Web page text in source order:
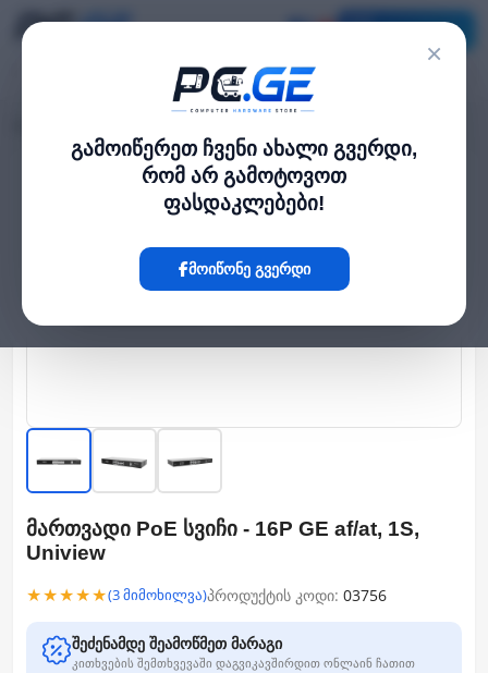
×
გამოიწერეთ ჩვენი ახალი გვერდი,
რომ არ გამოტოვოთ
ფასდაკლებები!
მოიწონე გვერდი
მართვადი PoE სვიჩი - 16P GE af/at, 1S,
Uniview
★★★★★(3 მიმოხილვა)პროდუქტის კოდი: 03756
შეძენამდე შეამოწმეთ მარაგი
კითხვების შემთხვევაში დაგვიკავშირდით ონლაინ ჩათით